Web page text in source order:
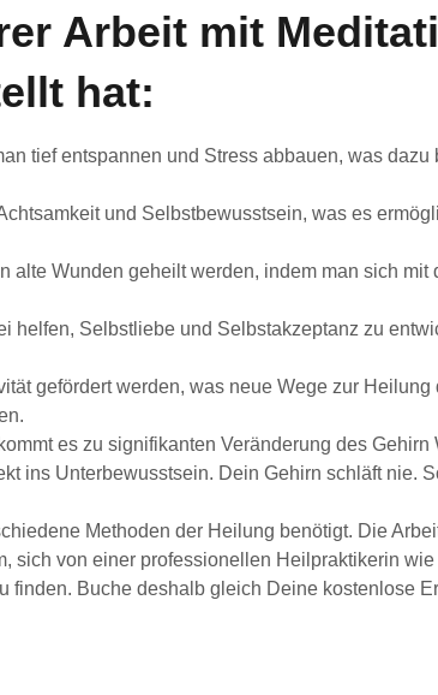
Arbeit mit
hat:
tief entspannen und Stress abbauen, was
und Selbstbewusstsein, was es
alte Wunden geheilt werden, indem man sich
helfen, Selbstliebe und Selbstakzeptanz zu
gefördert werden, was neue Wege zur
es zu signifikanten Veränderung des
ins Unterbewusstsein. Dein Gehirn schläft nie.
Methoden der Heilung benötigt. Die
sich von einer professionellen Heilpraktikerin
Buche deshalb gleich Deine kostenlose